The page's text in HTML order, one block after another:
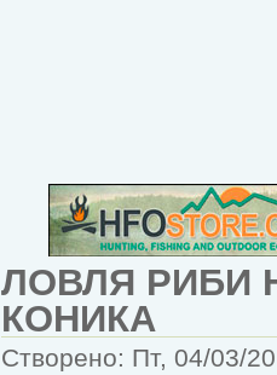
ЛОВЛЯ РИБИ
КОНИКА
Створено: Пт, 04/03/